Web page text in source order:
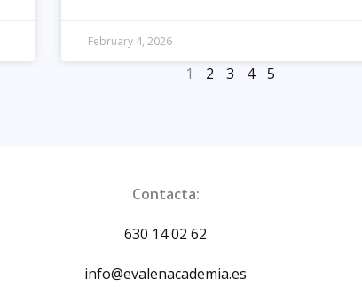
February 4, 2026
1 2 3 4 5
Contacta:
630 14 02 62
info@evalenacademia.es